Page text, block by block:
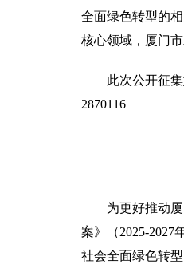
全面绿色转型的
核心领域，厦门
此次公开征
2870116
为更好推动
案》（2025-2027
社会全面绿色转